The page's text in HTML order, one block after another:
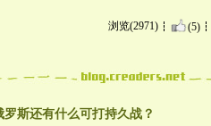
浏览(2971) (5)
罗斯还有什么可打持久战？